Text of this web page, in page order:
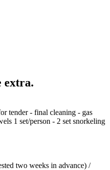
extra.
tender - final cleaning - gas
1 set/person - 2 set snorkeling
two weeks in advance) /